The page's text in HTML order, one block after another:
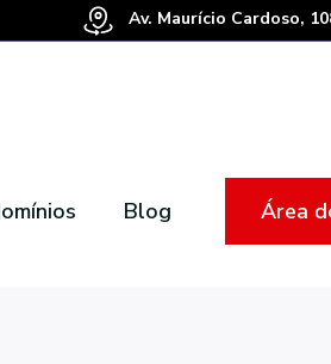
Av. Maurício Cardoso,
Blog Área